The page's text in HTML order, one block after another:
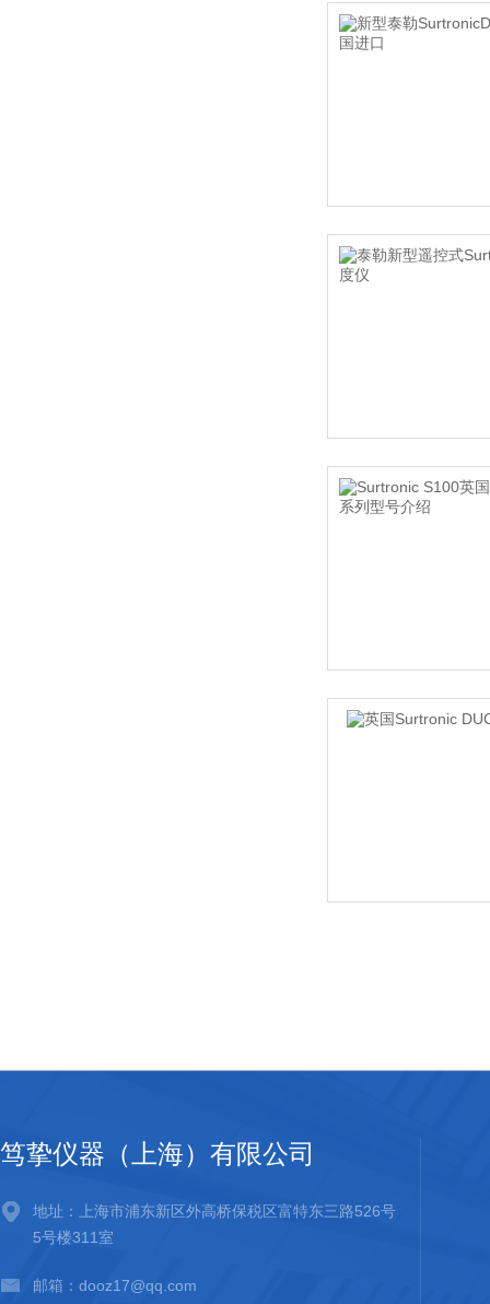
笃挚仪器（上海）有限公司
地址：上海市浦东新区外高桥保税区富特东三路526号
5号楼311室
邮箱：dooz17@qq.com